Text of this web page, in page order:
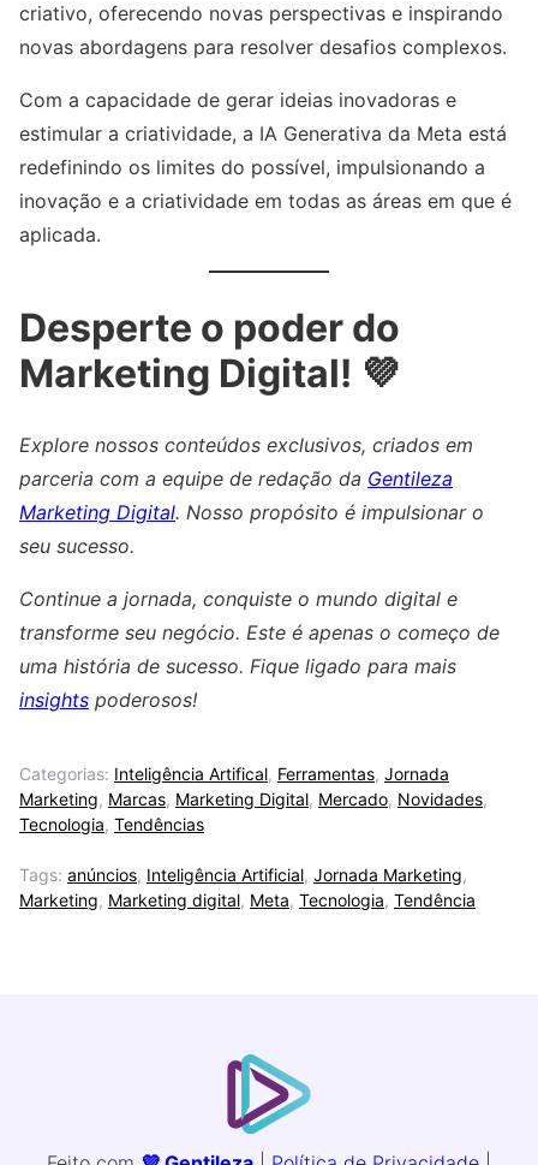
criativo, oferecendo novas perspectivas e inspirando
novas abordagens para resolver desafios complexos.
Com a capacidade de gerar ideias inovadoras e
estimular a criatividade, a IA Generativa da Meta está
redefinindo os limites do possível, impulsionando a
inovação e a criatividade em todas as áreas em que é
aplicada.
Desperte o poder do
Marketing Digital! 💜
Explore nossos conteúdos exclusivos, criados em
parceria com a equipe de redação da Gentileza
Marketing Digital. Nosso propósito é impulsionar o
seu sucesso.
Continue a jornada, conquiste o mundo digital e
transforme seu negócio. Este é apenas o começo de
uma história de sucesso. Fique ligado para mais
insights poderosos!
Categorias: Inteligência Artifical, Ferramentas, Jornada
Marketing, Marcas, Marketing Digital, Mercado, Novidades,
Tecnologia, Tendências
Tags: anúncios, Inteligência Artificial, Jornada Marketing,
Marketing, Marketing digital, Meta, Tecnologia, Tendência